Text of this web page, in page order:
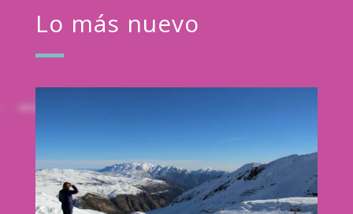
Lo más nuevo